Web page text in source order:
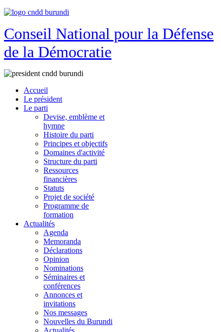
Conseil National pour la Défense
de la Démocratie
Accueil
Le président
Le parti
Devise, emblème et
hymne
Histoire du parti
Principes et objectifs
Domaines d'activité
Structure du parti
Ressources
financières
Statuts
Projet de société
Programme de
formation
Actualités
Agenda
Memoranda
Déclarations
Opinion
Nominations
Séminaires et
conférences
Annonces et
invitations
Nos messages
Nouvelles du Burundi
Actualités